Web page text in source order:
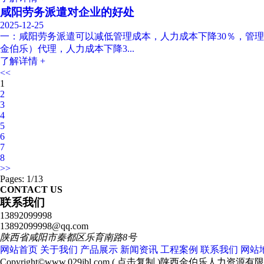
咸阳劳务派遣对企业的好处
2025-12-25
一：咸阳劳务派遣可以减低管理成本，人力成本下降30％，管
金伯乐）代理，人力成本下降3...
了解详情 +
<<
1
2
3
4
5
6
7
8
>>
Pages: 1/13
CONTACT US
联系我们
13892099998
13892099998@qq.com
陕西省咸阳市秦都区乐育南路8号
网站首页 关于我们 产品展示 新闻资讯 工程案例 联系我们 网站
Copyright©www.029jbl.com ( 点击复制 )陕西金伯乐人力资源有